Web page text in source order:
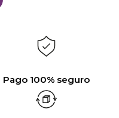
Pago 100% seguro